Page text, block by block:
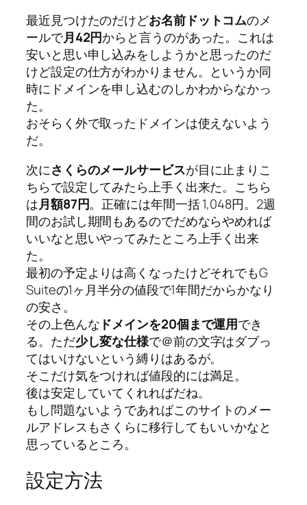
最近見つけたのだけどお名前ドットコムのメ
ールで月42円からと言うのがあった。これは
安いと思い申し込みをしようかと思ったのだ
けど設定の仕方がわかりません。というか同
時にドメインを申し込むのしかわからなかっ
た。
おそらく外で取ったドメインは使えないよう
だ。
次にさくらのメールサービスが目に止まりこ
ちらで設定してみたら上手く出来た。こちら
は月額87円。正確には年間一括 1,048円。2週
間のお試し期間もあるのでだめならやめれば
いいなと思いやってみたところ上手く出来
た。
最初の予定よりは高くなったけどそれでもG
Suiteの1ヶ月半分の値段で1年間だからかなり
の安さ。
その上色んな ドメインを20個まで運用でき
る。ただ少し変な仕様で＠前の文字はダブっ
てはいけないという縛りはあるが。
そこだけ気をつければ値段的には満足。
後は安定していてくれればだね。
もし問題ないようであればこのサイトのメー
ルアドレスもさくらに移行してもいいかなと
思っているところ。
設定方法